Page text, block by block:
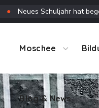
● Neues Schuljahr hat
Moschee
Blog & News
Blog & News